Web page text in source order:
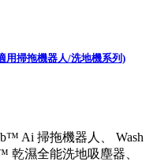
用掃拖機器人/洗地機系列)
Ai 掃拖機器人、 Wash
乾濕全能洗地吸塵器、